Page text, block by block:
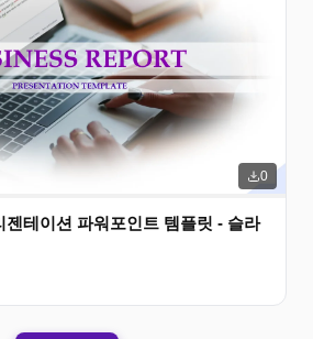
0
젠테이션 파워포인트 템플릿 - 슬라